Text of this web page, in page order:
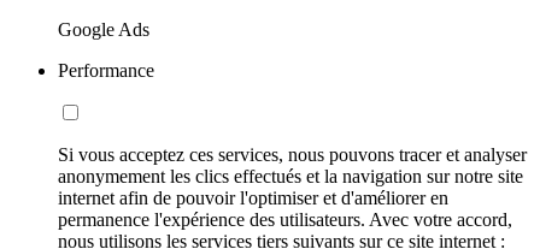
Google Ads
Performance
Si vous acceptez ces services, nous pouvons tracer et analyser
anonymement les clics effectués et la navigation sur notre site
internet afin de pouvoir l'optimiser et d'améliorer en
permanence l'expérience des utilisateurs. Avec votre accord,
nous utilisons les services tiers suivants sur ce site internet :